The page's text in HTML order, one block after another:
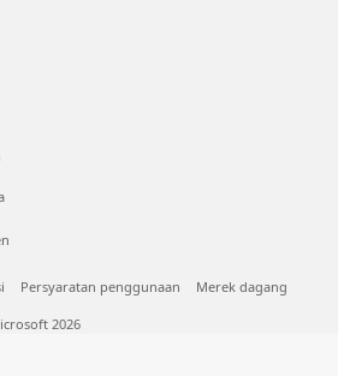
Persyaratan penggunaan Merek dagang
2026